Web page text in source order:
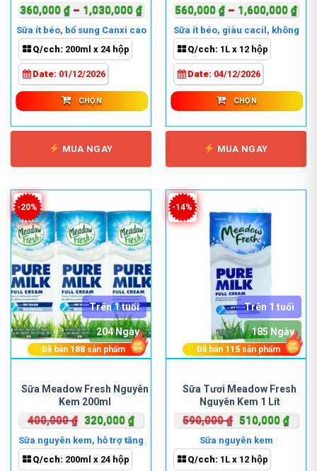
360,000 ₫ – 1,030,000 ₫Khoảng
360,000 ₫
1,030,000 ₫
Sữa ít béo, bổ sung Canxi cao
Q/cch: 200ml x 24 hộp
Date: 01/12/2026
CHỌN
có
nhiều
biến
thể.
Các
tùy
chọn
có
thể
chọn
trên
phẩm
MUA NGAY
560,000 ₫ – 1,600,000 ₫
Sữa ít béo, giàu cacil, không
Q/cch: 1L x 12 hộp
Date: 04/12/2026
CHỌN
có
nhiều
biến
thể.
Các
tùy
chọn
có
thể
chọn
trên
phẩm
MUA NGAY
-20%
Sữa Meadow Fresh Nguyên
Kem 200ml
400,000₫ Giá
gốc
là:
400,000 ₫.
320,000 ₫Giá
Sữa nguyên kem, hỗ trợ tăng
cân
Q/cch: 200ml x 24 hộp
Trên 1 tuổi
204 Ngày
Đã bán 188 sản phẩm
-14%
Sữa Tươi Meadow Fresh
Nguyên Kem 1 Lít
590,000₫ Giá
gốc
là:
590,000 ₫.
510,000 ₫Giá
Sữa nguyên kem
Q/cch: 1L x 12 hộp
Trên 1 tuổi
185 Ngày
Đã bán 115 sản phẩm
phẩm
này
có
nhiều
biến
thể.